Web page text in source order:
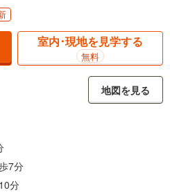
室内･現地を見学する
無料
地図を見る
7分
分